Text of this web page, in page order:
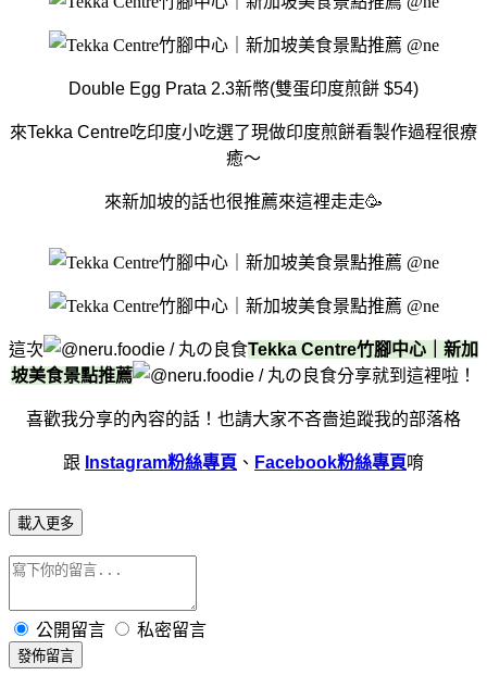
Double Egg Prata 2.3新幣(雙蛋印度煎餅 $54)
來Tekka Centre吃印度小吃選了現做印度煎餅看製作過程很療
癒～
來新加坡的話也很推薦來這裡走走🥳
這次
Tekka Centre竹腳中心｜新加
坡美食景點推薦
分享就到這裡啦！
喜歡我分享的內容的話！ 也請大家不吝嗇追蹤我的部落格
跟 Instagram粉絲專頁 、 Facebook粉絲專頁唷
載入更多
公開留言 私密留言
發佈留言